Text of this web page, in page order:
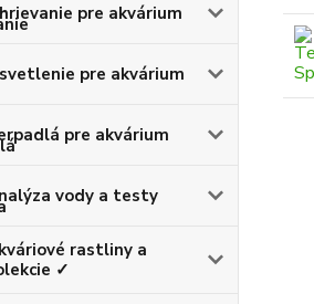
pre akvárium
pre akvárium
pre akvárium
vody a testy
rastliny a
✓